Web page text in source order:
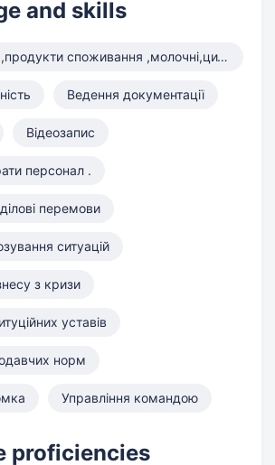
and skills
Підприємець ,продукти споживання ,молочні,цитрусові ,солодощі
Ведення документації
Відеозапис
персонал .
перемови
ситуацій
з кризи
уставів
норм
Управління командою
proficiencies